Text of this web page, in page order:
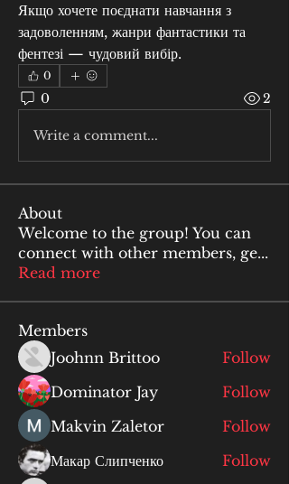
Якщо хочете поєднати навчання з
задоволенням, жанри фантастики та
фентезі — чудовий вибір.
0
0 2
Write a comment...
About
Welcome to the group! You can
connect with other members, ge...
Read more
Members
Joohnn Brittoo
Follow
Dominator Jay
Follow
Makvin Zaletor
Follow
Макар Слипченко
Follow